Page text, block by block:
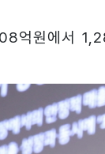
억원에서